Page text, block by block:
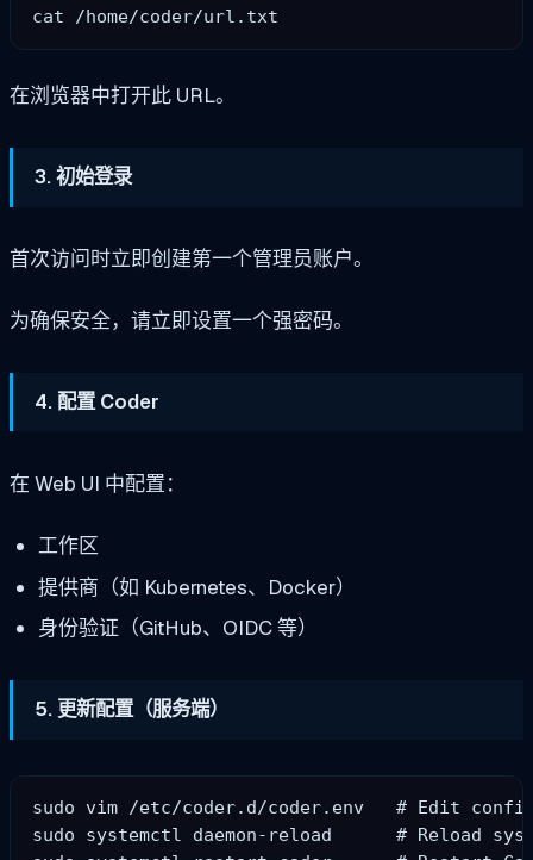
在浏览器中打开此 URL。
3. 初始登录
首次访问时立即创建第一个管理员账户。
为确保安全，请立即设置一个强密码。
4. 配置 Coder
在 Web UI 中配置：
工作区
提供商（如 Kubernetes、Docker）
身份验证（GitHub、OIDC 等）
5. 更新配置（服务端）
sudo vim /etc/coder.d/coder.env   # Edit
sudo systemctl daemon-reload      # Reload